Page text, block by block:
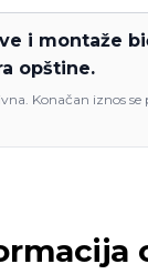
i montaže
opštine.
Konačan iznos